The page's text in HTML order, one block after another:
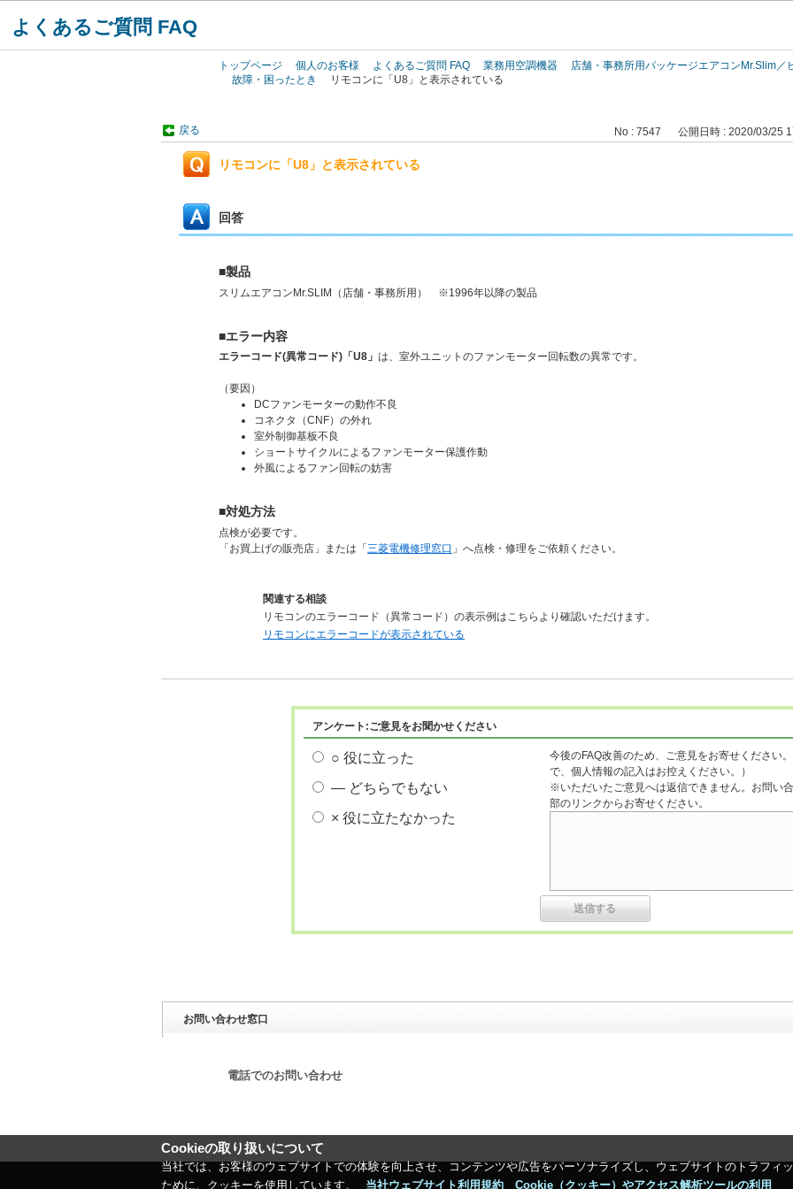
よくあるご質問 FAQ
トップページ 個人のお客様 よくあるご質問 FAQ 業務用空調機器
店舗・事務所用パッケージエアコンMr.Slim／
故障・困ったとき
リモコンに「U8」と表示されている
戻る No : 7547 公開日時 : 2020/03/25
リモコンに「U8」と表示されている
回答
■製品
スリムエアコンMr.SLIM（店舗・事務所用） ※1996年以降の製品
■エラー内容
エラーコード(異常コード)「U8」 は、室外ユニットのファンモーター回転数の異常です。
（要因）
DCファンモーターの動作不良
コネクタ（CNF）の外れ
室外制御基板不良
ショートサイクルによるファンモーター保護作動
外風によるファン回転の妨害
■対処方法
点検が必要です。
「お買上げの販売店」または「三菱電機修理窓口 」へ点検・修理をご依頼ください。
関連する相談
リモコンのエラーコード（異常コード）の表示例はこちらより確認いただけます。
リモコンにエラーコードが表示されている
アンケート:ご意見をお聞かせください
○ 役に立った
― どちらでもない
× 役に立たなかった
今後のFAQ改善のため、ご意見をお寄せください
で、個人情報の記入はお控えください。）
※いただいたご意見へは返信できません。お問い
部のリンクからお寄せください。
お問い合わせ窓口
電話でのお問い合わせ
Cookieの取り扱いについて
当社では、お客様のウェブサイトでの体験を向上させ、コンテンツや広告をパーソナライズし、ウェブサイトのトラフィ
ために、クッキーを使用しています。
当社ウェブサイト利用規約＿Cookie（クッキー）やアクセス解析ツールの利用